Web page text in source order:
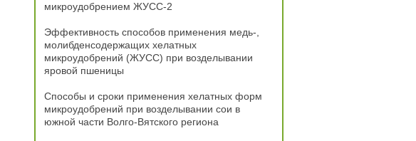
микроудобрением ЖУСС-2
Эффективность способов применения медь-,
молибденсодержащих хелатных
микроудобрений (ЖУСС) при возделывании
яровой пшеницы
Способы и сроки применения хелатных форм
микроудобрений при возделывании сои в
южной части Волго-Вятского региона